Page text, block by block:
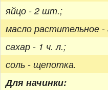
яйцо - 2 шт.;
масло растительное
сахар - 1 ч. л.;
соль - щепотка.
Для начинки: